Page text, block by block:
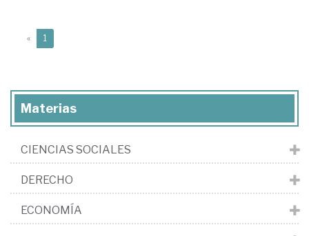
« 1
Materias
CIENCIAS SOCIALES
DERECHO
ECONOMÍA